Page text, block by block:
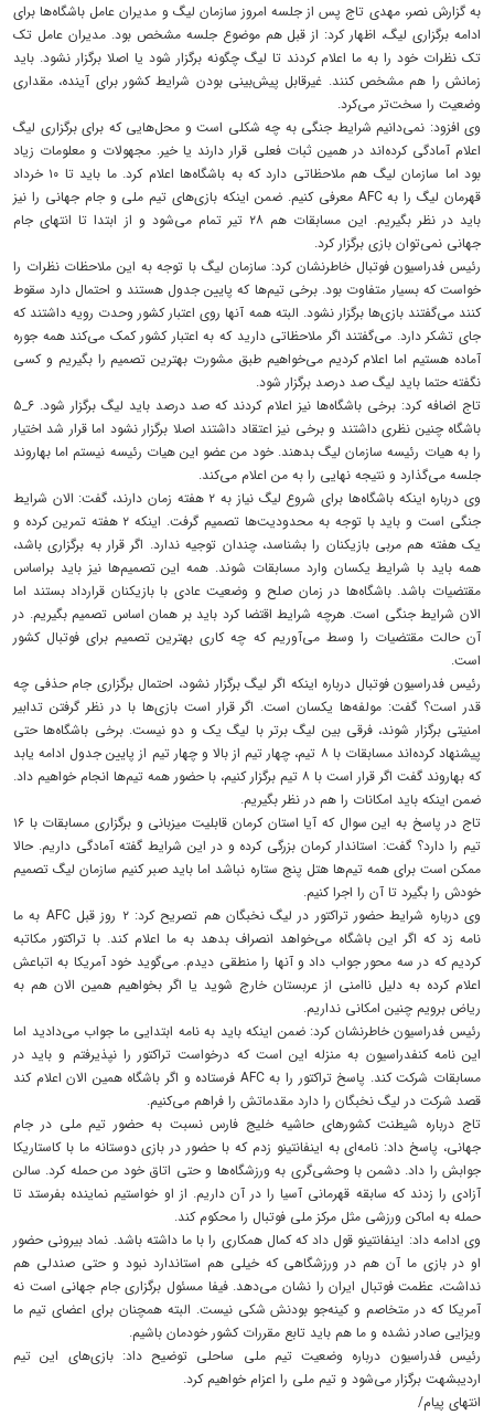
به گزارش نصر، مهدی تاج پس از جلسه امروز سازمان لیگ و مدیران عامل باشگاه‌ها برای
ادامه برگزاری لیگ، اظهار کرد: از قبل هم موضوع جلسه مشخص بود. مدیران عامل تک
تک نظرات خود را به ما اعلام کردند تا لیگ چگونه برگزار شود یا اصلا برگزار نشود. باید
زمانش را هم مشخص کنند. غیرقابل پیش‌بینی بودن شرایط کشور برای آینده، مقداری
وضعیت را سخت‌تر می‌کرد.
وی افزود: نمی‌دانیم شرایط جنگی به چه شکلی است و محل‌هایی که برای برگزاری لیگ
اعلام آمادگی کرده‌اند در همین ثبات فعلی قرار دارند یا خیر. مجهولات و معلومات زیاد
بود اما سازمان لیگ هم ملاحظاتی دارد که به باشگاه‌ها اعلام کرد. ما باید تا ۱۰ خرداد
قهرمان لیگ را به AFC معرفی کنیم. ضمن اینکه بازی‌های تیم ملی و جام جهانی را نیز
باید در نظر بگیریم. این مسابقات هم ۲۸ تیر تمام می‌شود و از ابتدا تا انتهای جام
جهانی نمی‌توان بازی برگزار کرد.
رئیس فدراسیون فوتبال خاطرنشان کرد: سازمان لیگ با توجه به این ملاحظات نظرات را
خواست که بسیار متفاوت بود. برخی تیم‌ها که پایین جدول هستند و احتمال دارد سقوط
کنند می‌گفتند بازی‌ها برگزار نشود. البته همه آنها روی اعتبار کشور وحدت رویه داشتند که
جای تشکر دارد. می‌گفتند اگر ملاحظاتی دارید که به اعتبار کشور کمک می‌کند همه جوره
آماده هستیم‌ اما اعلام کردیم می‌خواهیم طبق مشورت بهترین تصمیم را بگیریم و کسی
نگفته حتما باید لیگ صد درصد برگزار شود.
تاج اضافه کرد: برخی باشگاه‌ها نیز اعلام کردند که صد درصد باید لیگ برگزار شود. ۶_۵
باشگاه چنین نظری داشتند و برخی نیز اعتقاد داشتند اصلا برگزار نشود اما قرار شد اختیار
را به هیات رئیسه سازمان لیگ بدهند. خود من عضو این هیات رئیسه نیستم اما بهاروند
جلسه می‌گذارد و نتیجه نهایی را به من اعلام می‌کند.
وی درباره اینکه باشگاه‌ها برای شروع لیگ نیاز به ۲ هفته زمان دارند، گفت: الان شرایط
جنگی است و باید با توجه به محدودیت‌ها تصمیم گرفت‌. اینکه ۲ هفته تمرین کرده و
یک هفته هم مربی بازیکنان را بشناسد، چندان توجیه ندارد. اگر قرار به برگزاری باشد،
همه باید با شرایط یکسان وارد مسابقات شوند. همه این تصمیم‌ها نیز باید براساس
مقتضیات باشد. باشگاه‌ها در زمان صلح و وضعیت عادی با بازیکنان قرارداد بستند اما
الان شرایط جنگی است. هرچه شرایط اقتضا کرد باید بر همان اساس تصمیم بگیریم. در
آن حالت مقتضیات را وسط می‌آوریم که چه کاری بهترین تصمیم برای فوتبال کشور
است.
رئیس فدراسیون فوتبال درباره اینکه اگر لیگ برگزار نشود، احتمال برگزاری جام حذفی چه
قدر است؟ گفت: مولفه‌ها یکسان است. اگر قرار است بازی‌ها با در نظر گرفتن تدابیر
امنیتی برگزار شوند، فرقی بین لیگ برتر با لیگ یک و دو نیست‌. برخی باشگاه‌ها حتی
پیشنهاد کرده‌اند مسابقات با ۸ تیم، چهار تیم از بالا و چهار تیم از پایین جدول ادامه یابد
که بهاروند گفت اگر قرار است با ۸ تیم برگزار کنیم، با حضور همه تیم‌ها انجام خواهیم داد.
ضمن اینکه باید امکانات را هم در نظر بگیریم.
تاج در پاسخ به این سوال که آیا استان کرمان قابلیت میزبانی و برگزاری مسابقات با ۱۶
تیم را دارد؟ گفت: استاندار کرمان بزرگی کرده و در این شرایط گفته آمادگی داریم. حالا
ممکن است برای همه تیم‌ها هتل پنج ستاره نباشد اما باید صبر کنیم سازمان لیگ تصمیم
خودش را بگیرد تا آن را اجرا کنیم.
وی درباره شرایط حضور تراکتور در لیگ نخبگان هم تصریح کرد: ۲ روز قبل AFC به ما
نامه زد که اگر این باشگاه می‌خواهد انصراف بدهد به ما اعلام کند. با تراکتور مکاتبه
کردیم که در سه محور جواب داد و آنها را منطقی دیدم. می‌گوید خود آمریکا به اتباعش
اعلام کرده به دلیل ناامنی از عربستان خارج شوید یا اگر بخواهیم همین الان هم به
ریاض برویم چنین امکانی نداریم.
رئیس فدراسیون خاطرنشان کرد: ضمن اینکه باید به نامه ابتدایی ما جواب می‌دادید اما
این نامه کنفدراسیون به منزله این است که درخواست تراکتور را نپذیرفتم و باید در
مسابقات شرکت کند. پاسخ تراکتور را به AFC فرستاده و اگر باشگاه همین الان اعلام کند
قصد شرکت در لیگ نخبگان را دارد مقدماتش را فراهم می‌کنیم.
تاج درباره شیطنت کشورهای حاشیه خلیج فارس نسبت به حضور تیم ملی در جام
جهانی، پاسخ داد: نامه‌ای به اینفانتینو زدم که با حضور در بازی دوستانه ما با کاستاریکا
جوابش را داد. دشمن با وحشی‌گری به ورزشگاه‌ها و حتی اتاق خود من حمله کرد. سالن
آزادی را زدند که سابقه قهرمانی آسیا را در آن داریم. از او خواستیم‌ نماینده بفرستد تا
حمله به اماکن ورزشی مثل مرکز ملی فوتبال را محکوم کند.
وی ادامه داد: اینفانتینو قول داد که کمال همکاری را با ما داشته باشد. نماد بیرونی حضور
او در بازی ما آن هم در ورزشگاهی که خیلی هم استاندارد نبود و حتی صندلی هم
نداشت، عظمت فوتبال ایران را نشان می‌دهد. فیفا مسئول برگزاری جام جهانی است نه
آمریکا که در متخاصم و کینه‌جو بودنش شکی نیست. البته همچنان برای اعضای تیم ما
ویزایی صادر نشده و ما هم باید تابع مقررات کشور خودمان باشیم.
رئیس فدراسیون درباره وضعیت تیم ملی ساحلی توضیح داد: بازی‌های این‌ تیم
اردیبشهت برگزار می‌شود و تیم ملی را اعزام خواهیم کرد.
انتهای پیام/